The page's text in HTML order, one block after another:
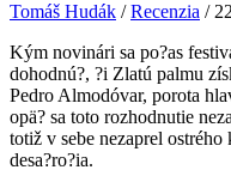
Tomáš Hudák /Recenzia /
Kým novinári sa po?as
dohodnú?, ?i Zlatú palmu
Pedro Almodóvar, porota
opä? sa toto rozhodnutie
totiž v sebe nezaprel
desa?ro?ia.